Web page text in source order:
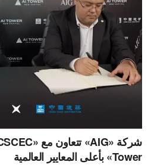
Tower» بأعلى المعايير العالمية